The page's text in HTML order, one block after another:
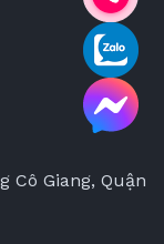
Cô Giang, Quận